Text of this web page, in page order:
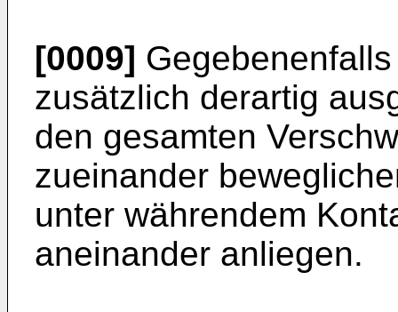
[0009]
zusätzlich derartig
den gesamten
zueinander
unter währendem
aneinander anliegen.